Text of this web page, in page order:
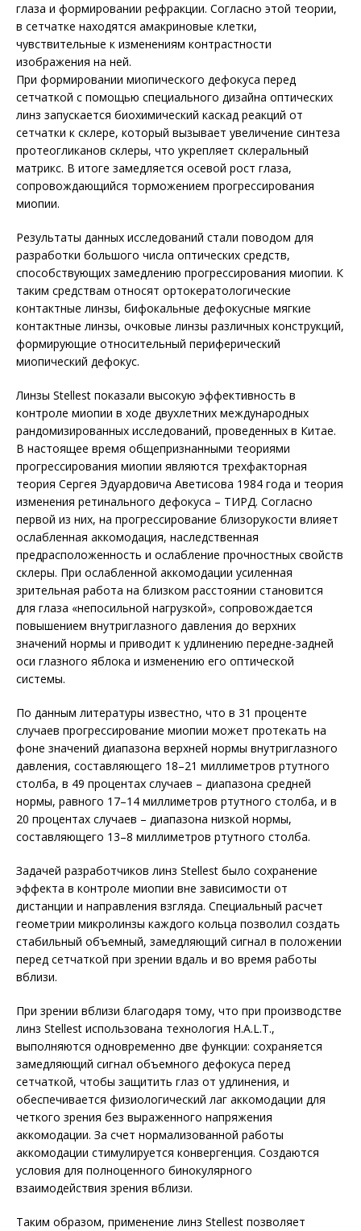
глаза и формировании ре­фракции. Согласно этой теории,
в сетчатке находятся амакриновые клетки,
чувствительные к изменениям контрастности
изображения на ней.
При формировании миопического дефокуса перед
сетчаткой с помощью специального дизайна оптических
линз запускается биохимический каскад реакций от
сетчатки к склере, который вызывает увеличение синтеза
протеогликанов склеры, что укрепляет склеральный
матрикс. В итоге замедляется осевой рост глаза,
сопровождающийся торможением прогрессирования
миопии.
Результаты данных исследований стали поводом для
разработки большого числа оптических средств,
способствующих замедлению прогрессирования миопии. К
таким средствам относят ортокератологические
контактные линзы, бифокальные дефокусные мягкие
контактные линзы, очковые линзы различных конструкций,
формирующие относительный периферический
миопический дефокус.
Линзы Stellest показали высокую эффективность в
контроле миопии в ходе двухлетних международных
рандомизированных исследований, проведенных в Китае.
В настоящее время общепризнанными теориями
прогрессирования миопии являются трехфакторная
теория Сергея Эдуардовича Аветисова 1984 года и теория
изменения ретинального дефокуса – ТИРД. Согласно
первой из них, на прогрессирование близорукости влияет
ослабленная аккомодация, наследственная
предрасположенность и ослабление прочностных свойств
склеры. При ослабленной аккомодации усиленная
зрительная работа на близком расстоянии становится
для глаза «непосильной нагрузкой», сопровождается
повышением внутриглазного давления до верхних
значений нормы и приводит к удлинению передне-задней
оси глазного яблока и изменению его оптической
системы.
По данным литературы известно, что в 31 проценте
случаев прогрессирование миопии может протекать на
фоне значений диапазона верхней нормы внутриглазного
давления, составляющего 18–21 миллиметров ртутного
столба, в 49 процентах случаев – диапазона средней
нормы, равного 17–14 миллиметров ртутного столба, и в
20 процентах случаев – диапазона низкой нормы,
составляющего 13–8 миллиметров ртутного столба.
Задачей разработчиков линз Stellest было сохранение
эффекта в контроле миопии вне зависимости от
дистанции и направления взгляда. Специальный расчет
геометрии микролинзы каждого кольца позволил создать
стабильный объемный, замедляющий сигнал в положении
перед сетчаткой при зрении вдаль и во время работы
вблизи.
При зрении вблизи благодаря тому, что при производстве
линз Stellest использована технология H.A.L.T.,
выполняются одновременно две функции: сохраняется
замедляющий сигнал объемного дефокуса перед
сетчаткой, чтобы защитить глаз от удлинения, и
обеспечивается физиологический лаг аккомодации для
четкого зрения без выраженного напряжения
аккомодации. За счет нормализованной работы
аккомодации стимулируется конвергенция. Создаются
условия для полноценного бинокулярного
взаимодействия зрения вблизи.
Таким образом, применение линз Stellest позволяет